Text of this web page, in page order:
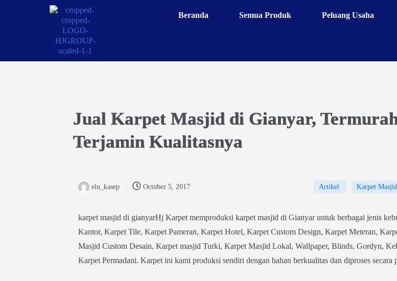
Beranda Semua Produk Peluang Usaha
Jual Karpet Masjid di Gianyar,
Terjamin Kualitasnya
elu_kasep October 5, 2017 Artikel Karpet Masjid
karpet masjid di gianyarHj Karpet memproduksi karpet masjid di Gianyar untuk berbagai jenis
Kantor, Karpet Tile, Karpet Pameran, Karpet Hotel, Karpet Custom Design, Karpet Meteran,
Masjid Custom Desain, Karpet masjid Turki, Karpet Masjid Lokal, Wallpaper, Blinds, Gordyn,
Karpet Permadani. Karpet ini kami produksi sendiri dengan bahan berkualitas dan diproses secara